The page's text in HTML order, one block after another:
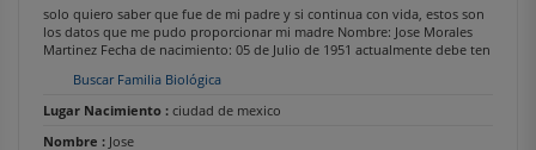
solo quiero saber que fue de mi padre y si continua con vida, estos son
los datos que me pudo proporcionar mi madre Nombre: Jose Morales
Martinez Fecha de nacimiento: 05 de Julio de 1951 actualmente debe ten
Buscar Familia Biológica
Lugar Nacimiento : ciudad de mexico
Nombre : Jose